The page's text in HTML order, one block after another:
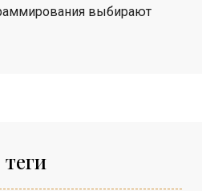
выбирают